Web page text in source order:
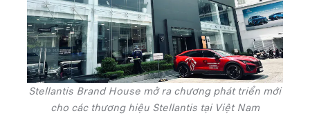
Stellantis Brand House mở ra chương phát triển mới
cho các thương hiệu Stellantis tại Việt Nam